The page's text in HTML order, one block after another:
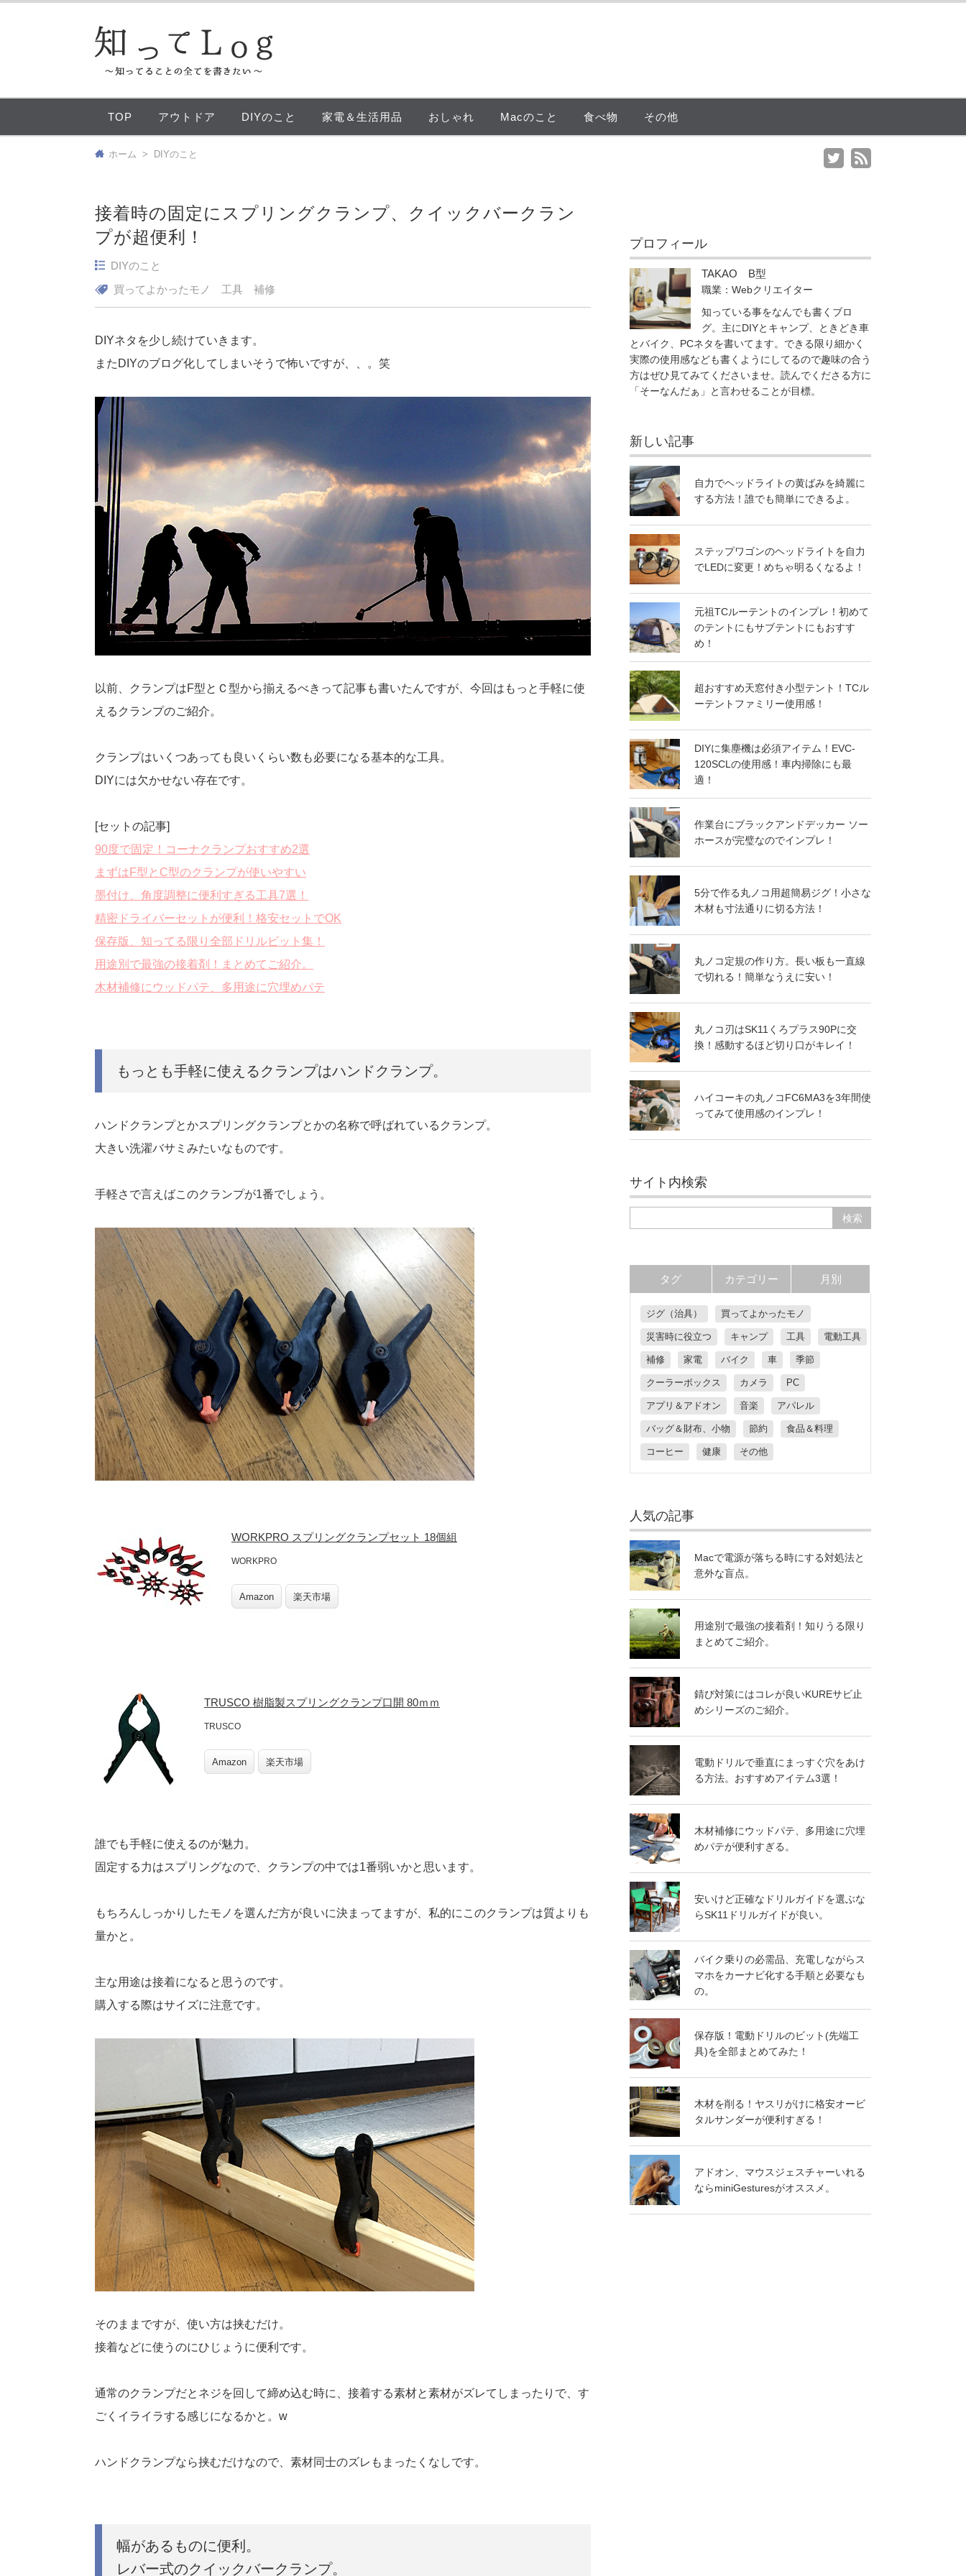
TOP アウトドア DIYのこと 家電＆生活用品 おしゃれ Macのこと 食べ物 その他
ホーム > DIYのこと
接着時の固定にスプリングクランプ、クイックバークラン
プが超便利！
DIYのこと
買ってよかったモノ
工具 補修
DIYネタを少し続けていきます。
またDIYのブログ化してしまいそうで怖いですが、、。笑
以前、クランプはF型とＣ型から揃えるべきって記事も書いたんですが、今回はもっと手軽に使
えるクランプのご紹介。
クランプはいくつあっても良いくらい数も必要になる基本的な工具。
DIYには欠かせない存在です。
[セットの記事]
90度で固定！コーナクランプおすすめ2選
まずはF型とC型のクランプが使いやすい
墨付け、角度調整に便利すぎる工具7選！
精密ドライバーセットが便利！格安セットでOK
保存版、知ってる限り全部ドリルビット集！
用途別で最強の接着剤！まとめてご紹介。
木材補修にウッドパテ、多用途に穴埋めパテ
もっとも手軽に使えるクランプはハンドクランプ。
ハンドクランプとかスプリングクランプとかの名称で呼ばれているクランプ。
大きい洗濯バサミみたいなものです。
手軽さで言えばこのクランプが1番でしょう。
WORKPRO スプリングクランプセット 18個組
WORKPRO
Amazon 楽天市場
TRUSCO 樹脂製スプリングクランプ口開 80ｍｍ
TRUSCO
Amazon 楽天市場
誰でも手軽に使えるのが魅力。
固定する力はスプリングなので、クランプの中では1番弱いかと思います。
もちろんしっかりしたモノを選んだ方が良いに決まってますが、私的にこのクランプは質よりも
量かと。
主な用途は接着になると思うのです。
購入する際はサイズに注意です。
そのままですが、使い方は挟むだけ。
接着などに使うのにひじょうに便利です。
通常のクランプだとネジを回して締め込む時に、接着する素材と素材がズレてしまったりで、す
ごくイライラする感じになるかと。w
ハンドクランプなら挟むだけなので、素材同士のズレもまったくなしです。
幅があるものに便利。
レバー式のクイックバークランプ。
プロフィール
TAKAO B型
職業：Webクリエイター
知っている事をなんでも書くブロ
グ。主にDIYとキャンプ、ときどき車
とバイク、PCネタを書いてます。できる限り細かく
実際の使用感なども書くようにしてるので趣味の合う
方はぜひ見てみてくださいませ。読んでくださる方に
「そーなんだぁ」と言わせることが目標。
新しい記事
自力でヘッドライトの黄ばみを綺麗に
する方法！誰でも簡単にできるよ。
ステップワゴンのヘッドライトを自力
でLEDに変更！めちゃ明るくなるよ！
元祖TCルーテントのインプレ！初めて
のテントにもサブテントにもおすす
め！
超おすすめ天窓付き小型テント！TCル
ーテントファミリー使用感！
DIYに集塵機は必須アイテム！EVC-
120SCLの使用感！車内掃除にも最
適！
作業台にブラックアンドデッカー ソー
ホースが完璧なのでインプレ！
5分で作る丸ノコ用超簡易ジグ！小さな
木材も寸法通りに切る方法！
丸ノコ定規の作り方。長い板も一直線
で切れる！簡単なうえに安い！
丸ノコ刃はSK11くろプラス90Pに交
換！感動するほど切り口がキレイ！
ハイコーキの丸ノコFC6MA3を3年間使
ってみて使用感のインプレ！
サイト内検索
タグ カテゴリー 月別
ジグ（治具） 買ってよかったモノ
災害時に役立つ キャンプ 工具 電動工具
補修 家電 バイク 車 季節
クーラーボックス カメラ PC
アプリ＆アドオン 音楽 アパレル
バッグ＆財布、小物 節約 食品＆料理
コーヒー 健康 その他
人気の記事
Macで電源が落ちる時にする対処法と
意外な盲点。
用途別で最強の接着剤！知りうる限り
まとめてご紹介。
錆び対策にはコレが良いKUREサビ止
めシリーズのご紹介。
電動ドリルで垂直にまっすぐ穴をあけ
る方法。おすすめアイテム3選！
木材補修にウッドパテ、多用途に穴埋
めパテが便利すぎる。
安いけど正確なドリルガイドを選ぶな
らSK11ドリルガイドが良い。
バイク乗りの必需品、充電しながらス
マホをカーナビ化する手順と必要なも
の。
保存版！電動ドリルのビット(先端工
具)を全部まとめてみた！
木材を削る！ヤスリがけに格安オービ
タルサンダーが便利すぎる！
アドオン、マウスジェスチャーいれる
ならminiGesturesがオススメ。